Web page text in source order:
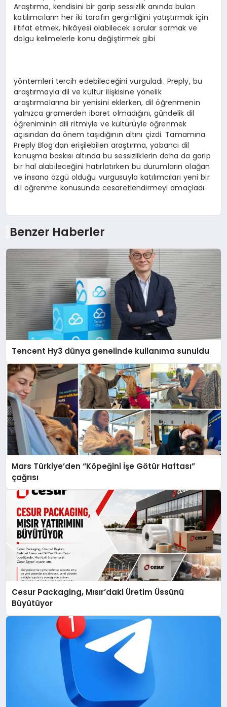
Araştırma, kendisini bir garip sessizlik anında bulan
katılımcıların her iki tarafın gerginliğini yatıştırmak için
iltifat etmek, hikâyesi olabilecek sorular sormak ve
dolgu kelimelerle konu değiştirmek gibi
yöntemleri tercih edebileceğini vurguladı. Preply, bu
araştırmayla dil ve kültür ilişkisine yönelik
araştırmalarına bir yenisini eklerken, dil öğrenmenin
yalnızca gramerden ibaret olmadığını, gündelik dil
öğreniminin dili ritmiyle ve kültürüyle öğrenmek
açısından da önem taşıdığının altını çizdi. Tamamına
Preply Blog’dan erişilebilen araştırma, yabancı dil
konuşma baskısı altında bu sessizliklerin daha da garip
bir hal alabileceğini hatırlatırken bu durumların olağan
ve insana özgü olduğu vurgusuyla katılımcıları yeni bir
dil öğrenme konusunda cesaretlendirmeyi amaçladı.
Benzer Haberler
Tencent Hy3 dünya genelinde kullanıma sunuldu
Mars Türkiye’den “Köpeğini İşe Götür Haftası”
çağrısı
Cesur Packaging, Mısır’daki Üretim Üssünü
Büyütüyor